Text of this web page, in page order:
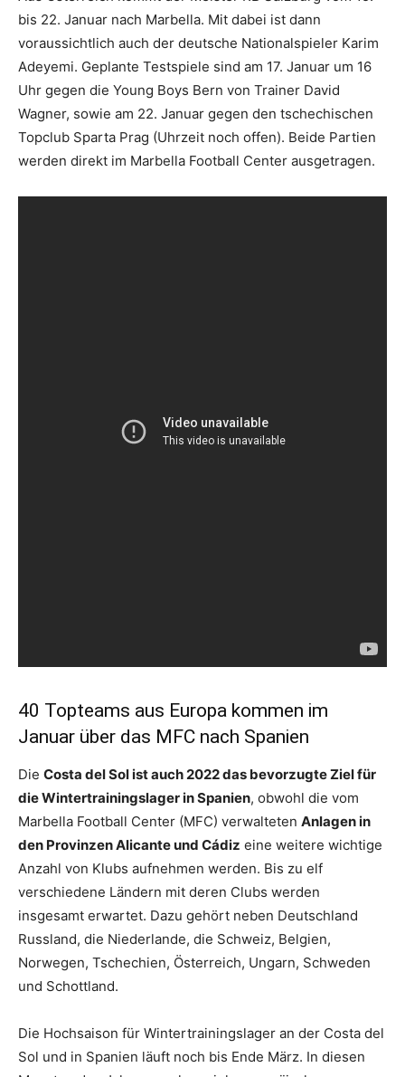
bis 22. Januar nach Marbella. Mit dabei ist dann
voraussichtlich auch der deutsche Nationalspieler Karim
Adeyemi. Geplante Testspiele sind am 17. Januar um 16
Uhr gegen die Young Boys Bern von Trainer David
Wagner, sowie am 22. Januar gegen den tschechischen
Topclub Sparta Prag (Uhrzeit noch offen). Beide Partien
werden direkt im Marbella Football Center ausgetragen.
40 Topteams aus Europa kommen im
Januar über das MFC nach Spanien
Die Costa del Sol ist auch 2022 das bevorzugte Ziel für
die Wintertrainingslager in Spanien, obwohl die vom
Marbella Football Center (MFC) verwalteten Anlagen in
den Provinzen Alicante und Cádiz eine weitere wichtige
Anzahl von Klubs aufnehmen werden. Bis zu elf
verschiedene Ländern mit deren Clubs werden
insgesamt erwartet. Dazu gehört neben Deutschland
Russland, die Niederlande, die Schweiz, Belgien,
Norwegen, Tschechien, Österreich, Ungarn, Schweden
und Schottland.
Die Hochsaison für Wintertrainingslager an der Costa del
Sol und in Spanien läuft noch bis Ende März. In diesen